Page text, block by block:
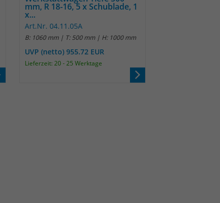
mm, R 18-16, 5 x Schublade, 1
x...
Art.Nr. 04.11.05A
B: 1060 mm | T: 500 mm | H: 1000 mm
UVP (netto) 955.72 EUR
Lieferzeit: 20 - 25 Werktage